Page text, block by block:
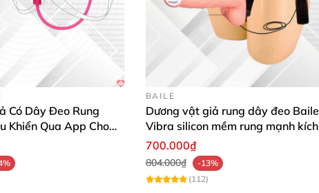
Có Dây Đeo Rung
Khiển Qua App Cho
BAILE
Dương vật giả rung dây đeo Baile
Vibra silicon mềm rung mạnh kích
thích
700.000₫
804.000₫
-13%
(112)